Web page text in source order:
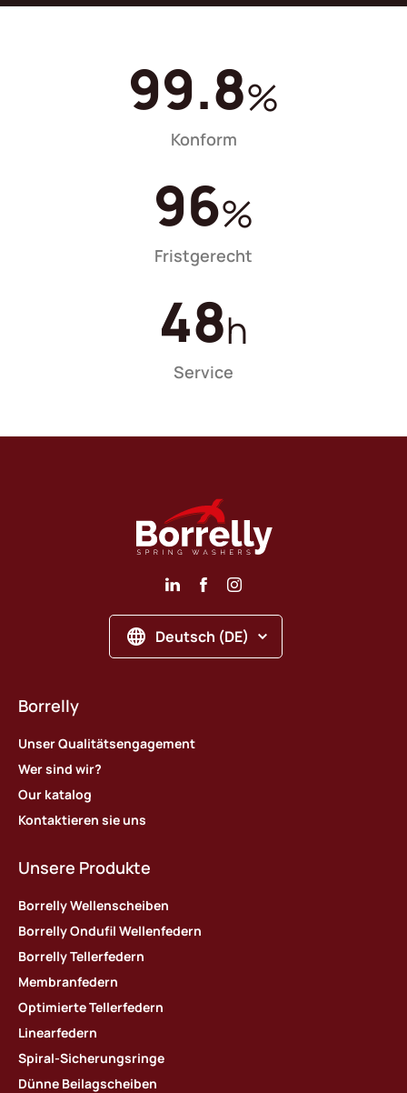
99.8%
Konform
96%
Fristgerecht
48h
Service
Deutsch (DE)
Borrelly
Unser Qualitätsengagement
Wer sind wir?
Our katalog
Kontaktieren sie uns
Unsere Produkte
Borrelly Wellenscheiben
Borrelly Ondufil Wellenfedern
Borrelly Tellerfedern
Membranfedern
Optimierte Tellerfedern
Linearfedern
Spiral-Sicherungsringe
Dünne Beilagscheiben